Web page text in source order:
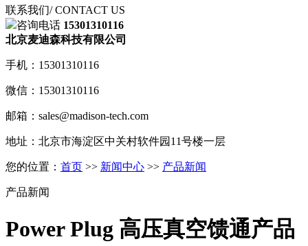
联系我们/ CONTACT US
咨询电话 15301310116
北京麦迪森科技有限公司
手机：15301310116
微信：15301310116
邮箱：sales@madison-tech.com
地址：北京市海淀区中关村软件园11号楼一层
您的位置： 首页 >> 新闻中心 >> 产品新闻
产品新闻
Power Plug 高压真空馈通产品